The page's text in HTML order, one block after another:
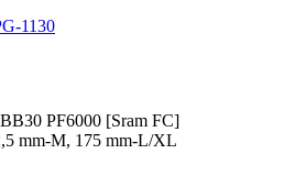
1130
PF6000 [Sram FC]
mm-M, 175 mm-L/XL